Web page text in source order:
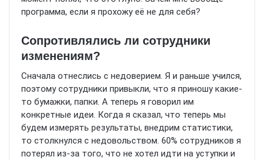
программа, если я прохожу её не для себя?
Сопротивлялись ли сотрудники
изменениям?
Сначала отнеслись с недоверием. Я и раньше учился,
поэтому сотрудники привыкли, что я приношу какие-
то бумажки, папки. А теперь я говорил им
конкретные идеи. Когда я сказал, что теперь мы
будем измерять результаты, внедрим статистики,
то столкнулся с недовольством. 60% сотрудников я
потерял из-за того, что не хотел идти на уступки и